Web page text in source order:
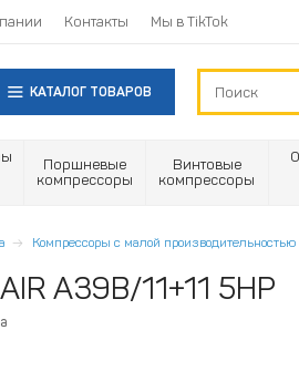
Контакты Мы в TikTok
КАТАЛОГ ТОВАРОВ
Поршневые
компрессоры
Винтовые
компрессоры
Компрессоры с малой
А39B/11+11 5HP